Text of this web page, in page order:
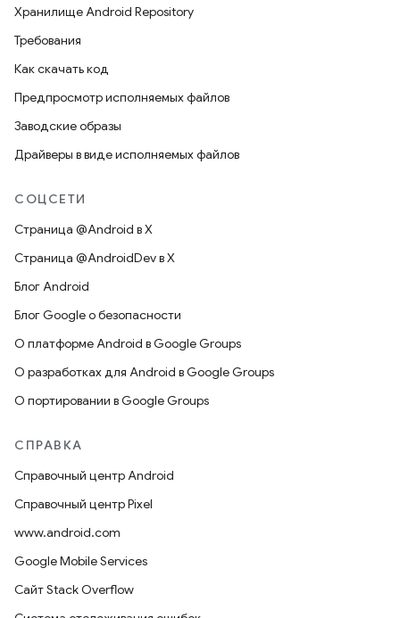
Хранилище Android Repository
Требования
Как скачать код
Предпросмотр исполняемых файлов
Заводские образы
Драйверы в виде исполняемых файлов
СОЦСЕТИ
Страница @Android в X
Страница @AndroidDev в X
Блог Android
Блог Google о безопасности
О платформе Android в Google Groups
О разработках для Android в Google Groups
О портировании в Google Groups
СПРАВКА
Справочный центр Android
Справочный центр Pixel
www.android.com
Google Mobile Services
Сайт Stack Overflow